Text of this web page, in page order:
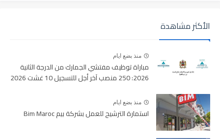
الأكثر مشاهدة
منذ بضع ايام
مباراة توظيف مفتشي الجمارك من الدرجة الثانية
2026: 250 منصب آخر أجل للتسجيل 10 غشت 2026
منذ بضع ايام
استمارة الترشيح للعمل بشركة بيم Bim Maroc